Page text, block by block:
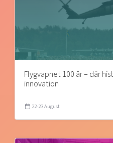
Flygvapnet 100 år – där
innovation
22-23 August